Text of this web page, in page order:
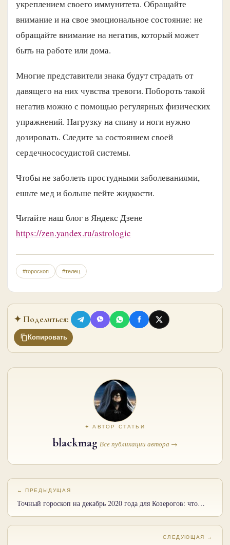
укреплением своего иммунитета. Обращайте
внимание и на свое эмоциональное состояние: не
обращайте внимание на негатив, который может
быть на работе или дома.
Многие представители знака будут страдать от
давящего на них чувства тревоги. Побороть такой
негатив можно с помощью регулярных физических
упражнений. Нагрузку на спину и ноги нужно
дозировать. Следите за состоянием своей
сердечнососудистой системы.
Чтобы не заболеть простудными заболеваниями,
ешьте мед и больше пейте жидкости.
Читайте наш блог в Яндекс Дзене
https://zen.yandex.ru/astrologic
#гороскоп #телец
✦ Поделиться:
Копировать
✦ АВТОР СТАТЬИ
blackmag Все публикации автора →
← ПРЕДЫДУЩАЯ
Точный гороскоп на декабрь 2020 года для Козерогов: что…
СЛЕДУЮЩАЯ →